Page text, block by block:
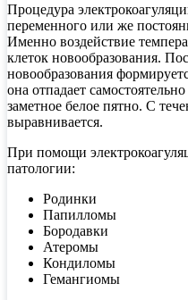
Процедура
переменного или же
Именно воздействие
клеток новообразования.
новообразования
она отпадает
заметное белое пятно. С
выравнивается.
При помощи
патологии:
Родинки
Папилломы
Бородавки
Атеромы
Кондиломы
Гемангиомы